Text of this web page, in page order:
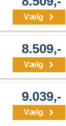
Vælg
8.509,-
Vælg
9.039,-
Vælg